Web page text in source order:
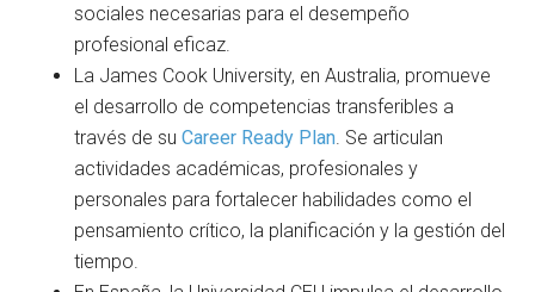
sociales necesarias para el desempeño
profesional eficaz.
La James Cook University, en Australia, promueve
el desarrollo de competencias transferibles a
través de suCareer Ready Plan . Se articulan
actividades académicas, profesionales y
personales para fortalecer habilidades como el
pensamiento crítico, la planificación y la gestión del
tiempo.